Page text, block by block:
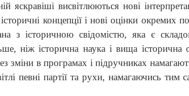
яскравіші висвітлюються нові
концепції і нові оцінки окремих
з історичною свідомістю, яка є
ніж історична наука і вища історична
зміни в програмах і підручниках
певні партії та рухи, намагаючись